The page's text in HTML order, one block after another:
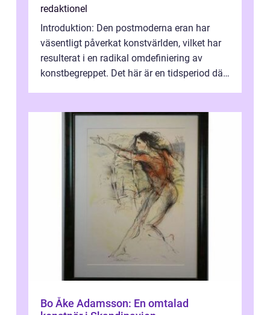
redaktionel
Introduktion: Den postmoderna eran har
väsentligt påverkat konstvärlden, vilket har
resulterat i en radikal omdefiniering av
konstbegreppet. Det här är en tidsperiod där
Bo Åke Adamsson: En omtalad